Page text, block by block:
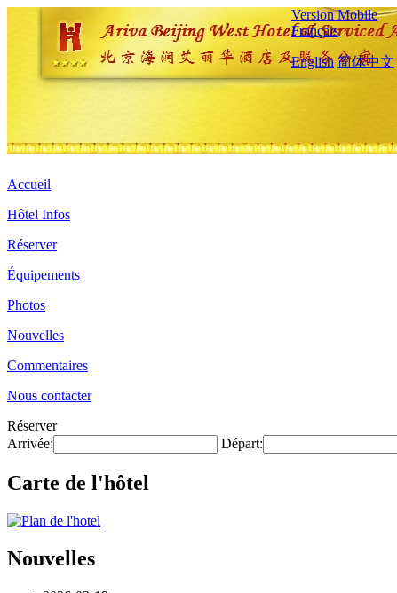
Version Mobile
Français
English 简体中文
Accueil
Hôtel Infos
Réserver
Équipements
Photos
Nouvelles
Commentaires
Nous contacter
Réserver
Arrivée:
Départ:
Carte de l'hôtel
Nouvelles